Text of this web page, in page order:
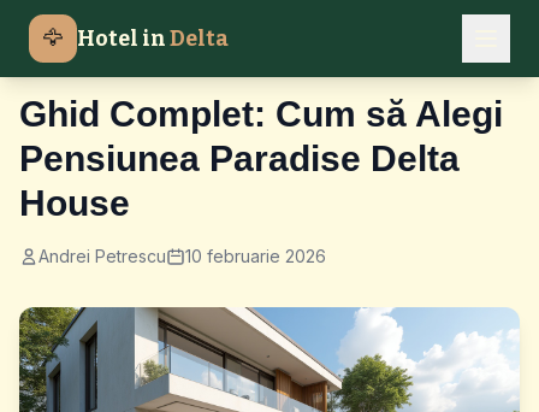
🦅 Hotel inDelta
Ghiduri Calatorie
Ghid Complet: Cum să Alegi
Pensiunea Paradise Delta
House
Andrei Petrescu 10 februarie 2026